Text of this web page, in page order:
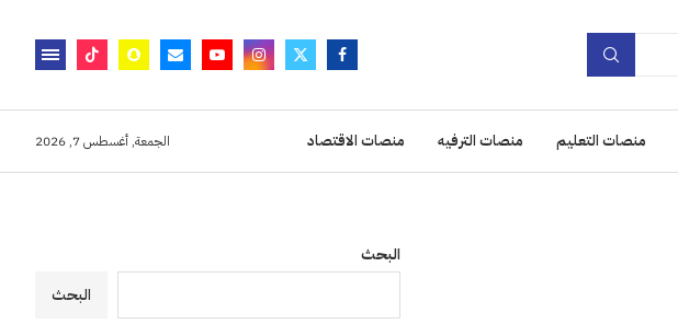
منصات التعليم منصات الترفيه منصات الاقتصاد الجمعة, أغسطس 7, 2026
البحث
البحث